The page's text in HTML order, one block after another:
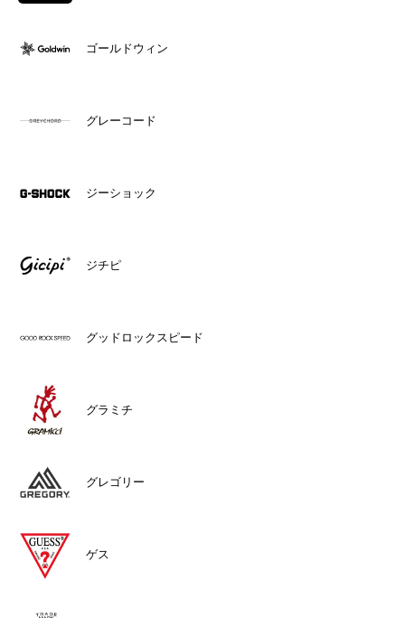
ゴールドウィン
グレーコード
ジーショック
ジチピ
グッドロックスピード
グラミチ
グレゴリー
ゲス